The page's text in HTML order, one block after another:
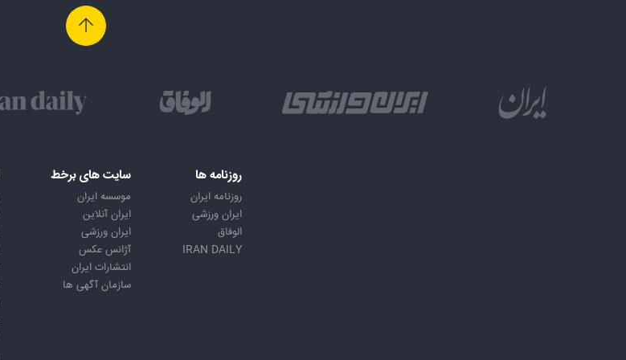
روزنامه ها
روزنامه ایران
ایران ورزشی
الوفاق
IRAN DAILY
سایت های برخط
موسسه ایران
ایران آنلاین
ایران ورزشی
آژانس عکس
انتشارات ایران
سازمان آگهی ها